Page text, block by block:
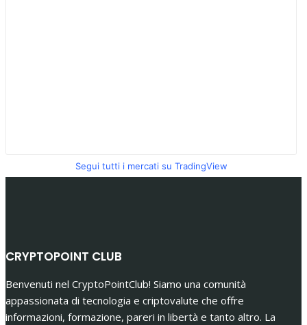
Segui tutti i mercati su TradingView
CRYPTOPOINT CLUB
Benvenuti nel CryptoPointClub! Siamo una comunità
appassionata di tecnologia e criptovalute che offre
informazioni, formazione, pareri in libertà e tanto altro. La